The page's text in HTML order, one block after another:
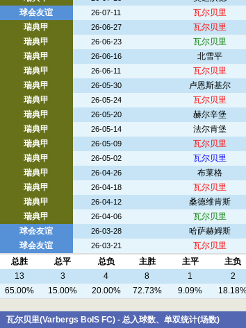
球会友谊
26-07-11 瓦尔贝里
瑞典甲
26-06-27 瓦尔贝里
瑞典甲
26-06-23 瓦尔贝里
瑞典甲
26-06-16 北雪平
瑞典甲
26-06-11 瓦尔贝里
瑞典甲
26-05-30 卢恩斯基尔
瑞典甲
26-05-24 瓦尔贝里
瑞典甲
26-05-20 赫尔辛堡
瑞典甲
26-05-14 法尔肯堡
瑞典甲
26-05-09 瓦尔贝里
瑞典甲
26-05-02 瓦尔贝里
瑞典甲
26-04-26 布莱格
瑞典甲
26-04-18 瓦尔贝里
瑞典甲
26-04-12 桑德维肯斯
瑞典甲
26-04-06 瓦尔贝里
球会友谊
26-03-28 哈萨赫姆斯
球会友谊
26-03-21 瓦尔贝里
总胜
总平 总负 主胜 主平 主负
13
3 4 8 1 2
65.00%
15.00% 20.00% 72.73% 9.09%
瓦尔贝里(Varbergs BoIS FC) - 总入球数、单双统计(场数)